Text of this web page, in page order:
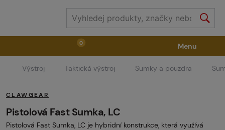
0
Zbraně Příslušenství ke zbraním Výstroj
Střelivo Masky Vzduch / CO2
Menu
Výstroj Taktická výstroj Sumky a pouzdra
CLAWGEAR
Pistolová Fast Sumka, LC
Pistolová Fast Sumka, LC je hybridní konstrukce, která využívá